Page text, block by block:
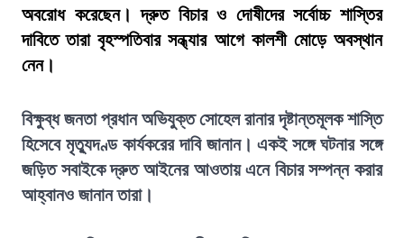
অবরোধ করেছেন। দ্রুত বিচার ও দোষীদের সর্বোচ্চ শাস্তির
দাবিতে তারা বৃহস্পতিবার সন্ধ্যার আগে কালশী মোড়ে অবস্থান
নেন।
বিক্ষুব্ধ জনতা প্রধান অভিযুক্ত সোহেল রানার দৃষ্টান্তমূলক শাস্তি
হিসেবে মৃত্যুদণ্ড কার্যকরের দাবি জানান। একই সঙ্গে ঘটনার সঙ্গে
জড়িত সবাইকে দ্রুত আইনের আওতায় এনে বিচার সম্পন্ন করার
আহ্বানও জানান তারা।